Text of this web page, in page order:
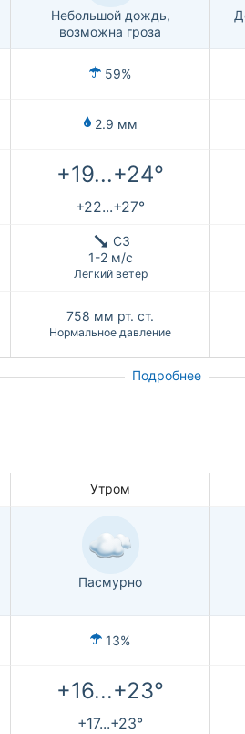
Небольшой дождь,
возможна гроза
59%
2.9 мм
+19...+24°
+22...+27°
СЗ
1-2 м/с
Легкий ветер
758 мм рт. ст.
Нормальное давление
Подробнее
Утром
Пасмурно
13%
+16...+23°
+17...+23°